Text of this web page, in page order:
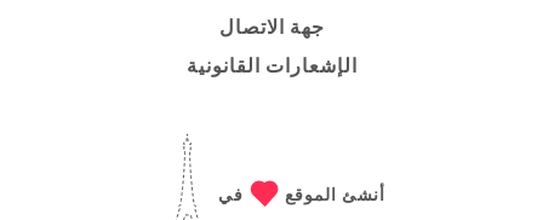
جهة الاتصال
الإشعارات القانونية
أنشئ الموقع في